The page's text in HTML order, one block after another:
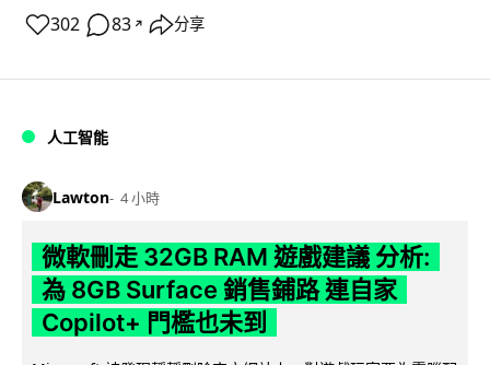
302 83 ↗ 分享
人工智能
Lawton 4 小時
微軟刪走 32GB RAM 遊戲建議 分析:
為 8GB Surface 銷售鋪路 連自家
Copilot+ 門檻也未到